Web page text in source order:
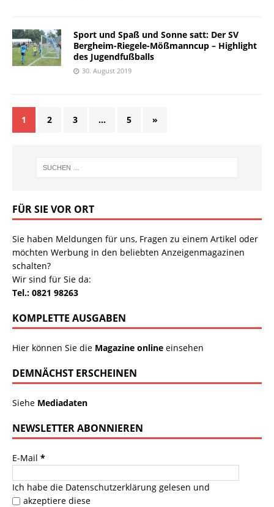
Sport und Spaß und Sonne satt: Der SV
Bergheim-Riegele-Mößmanncup – Highlight
des Jugendfußballs
30. August 2019
1 2 3 … 5 »
FÜR SIE VOR ORT
Sie haben Meldungen für uns, Fragen zu einem Artikel oder
möchten Werbung in den beliebten Anzeigenmagazinen
schalten?
Wir sind für Sie da:
Tel.: 0821 98263
KOMPLETTE AUSGABEN
Hier können Sie die Magazine online einsehen
DEMNÄCHST ERSCHEINEN
Siehe Mediadaten
NEWSLETTER ABONNIEREN
E-Mail *
Ich habe die Datenschutzerklärung gelesen und
akzeptiere diese